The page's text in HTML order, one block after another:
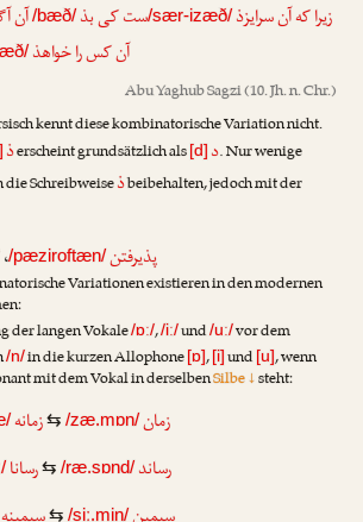
زیرا که آن سرایزذ/sær-izæð/ست کی بذ/bæð/آن
آن کس را خواهذ
Abu Yaghub Sagzi(10. Jh. n. Chr.)
kennt diese kombinatorische Variation nicht.
ذerscheint grundsätzlich als[d] د. Nur wenige
Schreibweiseذbeibehalten, jedoch mit der
پذیرفتن/pæziroftæn/،
Variationen existieren in den modernen
der langen Vokale/ɒː/,/iː/und/uː/vor dem
/n/in die kurzen Allophone[ɒ],[i]und [u], wenn
mit dem Vokal in derselbenSilbe ↓steht:
زمان/zæ.mɒn/
⇆زمانه
رساند /ræ.sɒnd/
⇆رسانا
/siː.min/
⇆